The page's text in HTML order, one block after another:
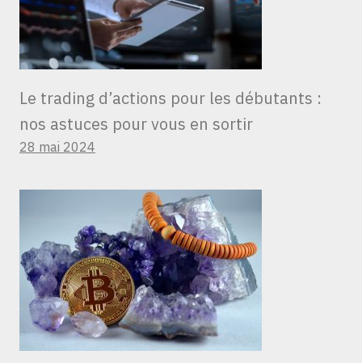
Le trading d’actions pour les débutants :
nos astuces pour vous en sortir
28 mai 2024